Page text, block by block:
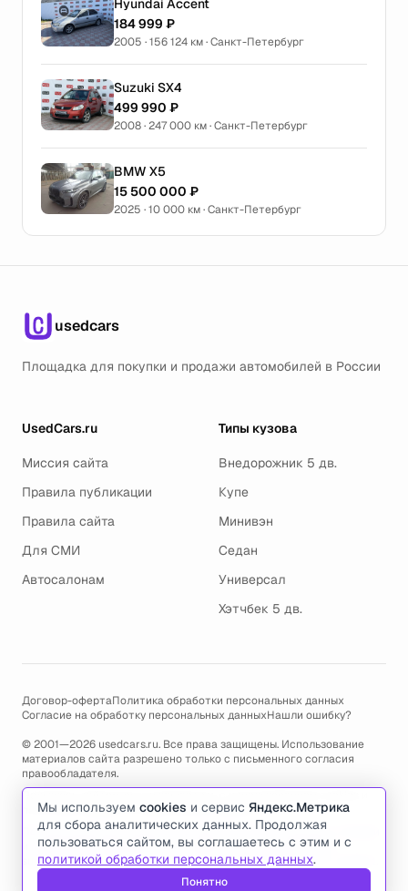
Hyundai Accent
184 999 ₽
2005 · 156 124 км · Санкт-Петербург
Suzuki SX4
499 990 ₽
2008 · 247 000 км · Санкт-Петербург
BMW X5
15 500 000 ₽
2025 · 10 000 км · Санкт-Петербург
usedcars
Площадка для покупки и продажи автомобилей в России
UsedCars.ru
Миссия сайта
Правила публикации
Правила сайта
Для СМИ
Автосалонам
Типы кузова
Внедорожник 5 дв.
Купе
Минивэн
Седан
Универсал
Хэтчбек 5 дв.
Договор-офертаПолитика обработки персональных данных
Согласие на обработку персональных данныхНашли ошибку?
© 2001—2026 usedcars.ru. Все права защищены. Использование
материалов сайта разрешено только с письменного согласия
правообладателя.
Пользуясь сайтом, вы соглашаетесь с использованием cookies и
политикой обработки персональных данных.
По всем вопросам связанным с работой сайта, ошибками, глюками
и проблемами обращайтесь по адресу электронной почты
support@usedcars.ruили пишите в телеграм@usedcarsru_support
Мы используем cookies и сервис Яндекс.Метрика
для сбора аналитических данных. Продолжая
пользоваться сайтом, вы соглашаетесь с этим и с
политикой обработки персональных данных.
Понятно